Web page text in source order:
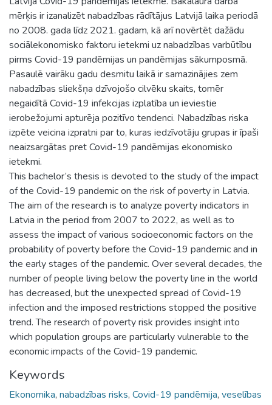
mērķis ir izanalizēt nabadzības rādītājus Latvijā laika periodā
no 2008. gada līdz 2021. gadam, kā arī novērtēt dažādu
sociālekonomisko faktoru ietekmi uz nabadzības varbūtību
pirms Covid-19 pandēmijas un pandēmijas sākumposmā.
Pasaulē vairāku gadu desmitu laikā ir samazinājies zem
nabadzības sliekšņa dzīvojošo cilvēku skaits, tomēr
negaidītā Covid-19 infekcijas izplatība un ieviestie
ierobežojumi apturēja pozitīvo tendenci. Nabadzības riska
izpēte veicina izpratni par to, kuras iedzīvotāju grupas ir īpaši
neaizsargātas pret Covid-19 pandēmijas ekonomisko
ietekmi.
This bachelor’s thesis is devoted to the study of the impact
of the Covid-19 pandemic on the risk of poverty in Latvia.
The aim of the research is to analyze poverty indicators in
Latvia in the period from 2007 to 2022, as well as to
assess the impact of various socioeconomic factors on the
probability of poverty before the Covid-19 pandemic and in
the early stages of the pandemic. Over several decades, the
number of people living below the poverty line in the world
has decreased, but the unexpected spread of Covid-19
infection and the imposed restrictions stopped the positive
trend. The research of poverty risk provides insight into
which population groups are particularly vulnerable to the
economic impacts of the Covid-19 pandemic.
Keywords
Ekonomika, nabadzības risks, Covid-19 pandēmija, veselības